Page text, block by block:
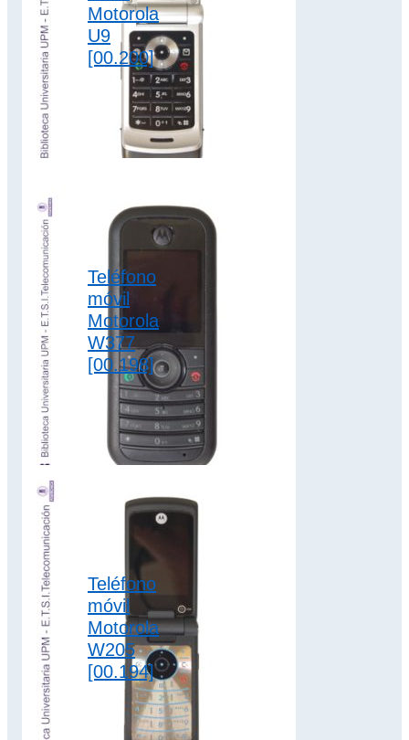
Motorola
U9
[00.200]
El Motorola U9
dispone de batería
extraíble de iones
de litio para
conversación de 7
2G
clamshell ,
colección motorola
Teléfono
móvil
Motorola
W377
[00.198]
El teléfono móvil
Motorola W377
dispone de batería
extraíble de iones
de litio para
conversación de…
2G
clamshell ,
colección motorola
Teléfono
móvil
Motorola
W205
[00.194]
El teléfono móvil
Motorola W205